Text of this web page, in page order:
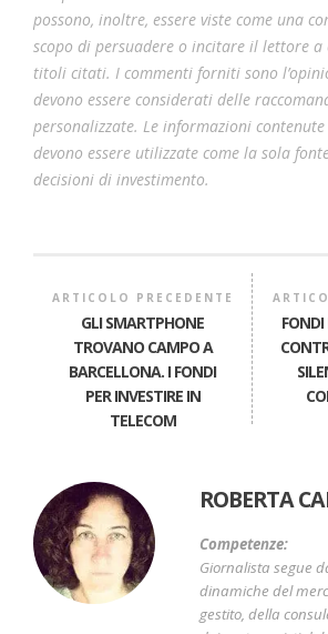
possono, inoltre, essere viste come una
scopo di persuadere o incitare il lettore a
titoli citati. I commenti forniti sono
devono essere considerati delle
personalizzate. Le informazioni
devono essere utilizzate come la sola
decisioni di investimento.
ARTICOLO PRECEDENTE
GLI SMARTPHONE
TROVANO CAMPO A
BARCELLONA. I FONDI
PER INVESTIRE IN
TELECOM
FONDI
ROBERTA
Competenze:
Giornalista segue
dinamiche del
gestito, della